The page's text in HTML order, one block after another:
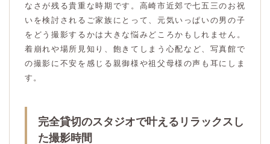
なさが残る貴重な時期です。高崎市近郊で七五三のお祝
いを検討されるご家族にとって、元気いっぱいの男の子
をどう撮影するかは大きな悩みどころかもしれません。
着崩れや場所見知り、飽きてしまう心配など、写真館で
の撮影に不安を感じる親御様や祖父母様の声も耳にしま
す。
完全貸切のスタジオで叶えるリラックスし
た撮影時間